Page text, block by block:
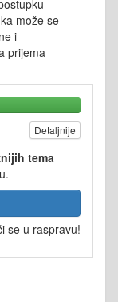
može se
i
prijema
Detaljnije
tema
se u raspravu!